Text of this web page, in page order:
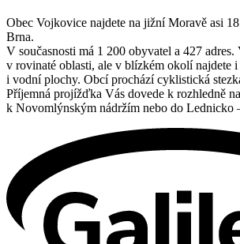
Obec Vojkovice najdete na jižní Moravě asi
Brna.
V současnosti má 1 200 obyvatel a 427
v rovinaté oblasti, ale v blízkém okolí najdete
i vodní plochy. Obcí prochází cyklistická
Příjemná projížďka Vás dovede k rozhledně
k Novomlýnským nádržím nebo do Lednicko